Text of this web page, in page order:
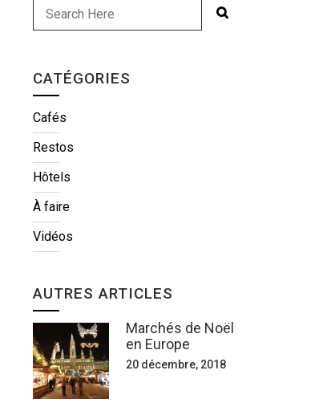
CATÉGORIES
Cafés
Restos
Hôtels
À faire
Vidéos
AUTRES ARTICLES
Marchés de Noël
en Europe
20 décembre, 2018